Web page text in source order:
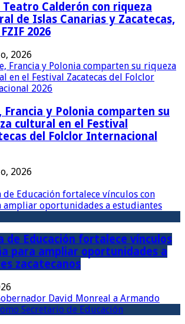
Teatro Calderón con riqueza
de Islas Canarias y Zacatecas,
2026
2026
Francia y Polonia comparten su
cultural en el Festival
del Folclor Internacional
2026
de Educación fortalece vínculos
para ampliar oportunidades a
zacatecanos